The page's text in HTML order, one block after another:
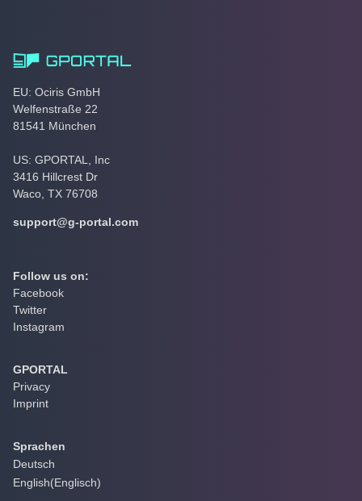
EU: Ociris GmbH
Welfenstraße 22
81541 München
US: GPORTAL, Inc
3416 Hillcrest Dr
Waco, TX 76708
support@g-portal.com
Follow us on:
Facebook
Twitter
Instagram
GPORTAL
Privacy
Imprint
Sprachen
Deutsch
English(Englisch)